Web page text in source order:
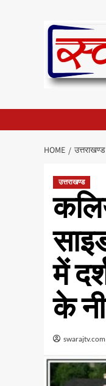
HOME उत्तराखण्ड
उत्तराखण्ड
में
के
swarajtv.com